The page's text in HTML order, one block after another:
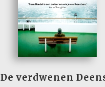
De verdwenen